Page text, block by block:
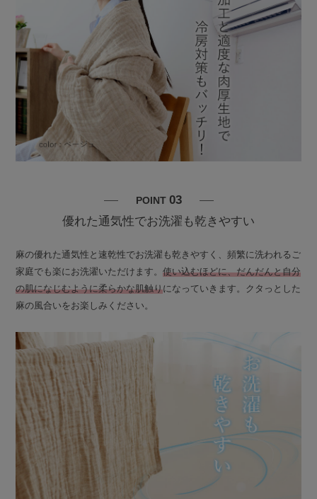
POINT 03
優れた通気性でお洗濯も乾きやすい
麻の優れた通気性と速乾性でお洗濯も乾きやすく、頻繁に洗われるご
家庭でも楽にお洗濯いただけます。使い込むほどに、だんだんと自分
の肌になじむように柔らかな肌触りになっていきます。クタっとした
麻の風合いをお楽しみください。